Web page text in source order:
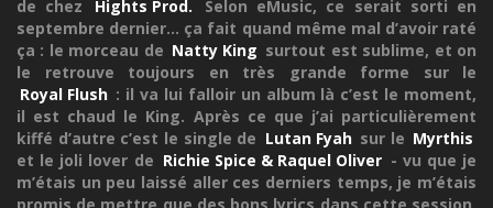
de chez
Hights Prod.
Selon eMusic, ce serait sorti en
septembre dernier... ça fait quand même mal d’avoir raté
ça : le morceau de Natty King surtout est sublime, et on
le retrouve toujours en très grande forme sur le
Royal Flush : il va lui falloir un album là c’est le moment,
il est chaud le King. Après ce que j’ai particulièrement
kiffé d’autre c’est le single de Lutan Fyah sur le Myrthis
et le joli lover de Richie Spice & Raquel Oliver - vu que je
m’étais un peu laissé aller ces derniers temps, je m’étais